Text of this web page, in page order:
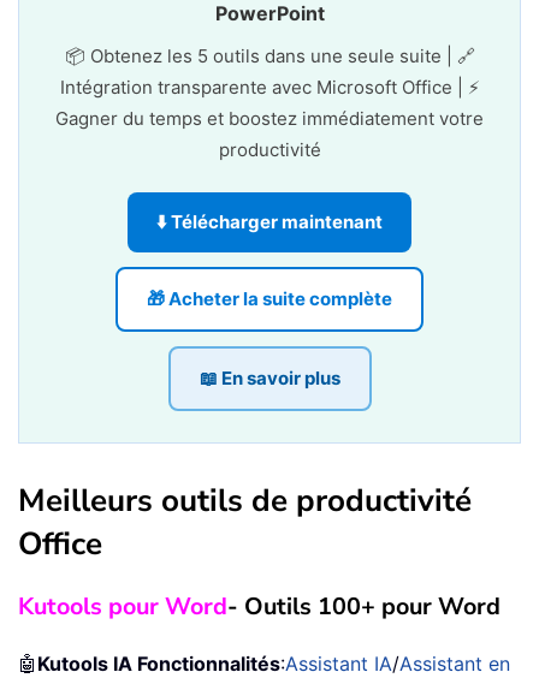
PowerPoint
📦 Obtenez les 5 outils dans une seule suite | 🔗
Intégration transparente avec Microsoft Office | ⚡
Gagner du temps et boostez immédiatement votre
productivité
⬇️ Télécharger maintenant
🎁 Acheter la suite complète
📖 En savoir plus
Meilleurs outils de productivité
Office
Kutools pour Word- Outils 100+ pour Word
🤖 Kutools IA Fonctionnalités:Assistant IA/Assistant en